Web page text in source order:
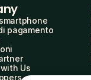
pagamento
Us